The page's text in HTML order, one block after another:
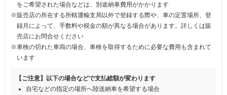
をご希望された場合などは、別途納車費用がかかります
※販売店の所在する所轄運輸支局以外で登録する際や、車の定置場所、登
録月によって、手数料や税金の額が異なる場合があります。詳しくは販
売店にお問合せください
※車検の切れた車両の場合、車検を取得するために必要な費用も含まれて
います
【ご注意】以下の場合などで支払総額が変わります
自宅などの指定の場所へ陸送納車を希望する場合